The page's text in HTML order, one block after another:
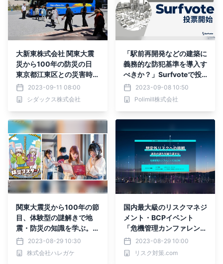
大新東株式会社 関東大震
災から100年の防災の日
東京都江東区との災害時協
力協定に基づく水害時事前
避難訓練（バス移送）の実
証実験に協力
2023-09-11 08:00
シダックス株式会社
「駅前再開発などの建築に
義務的な防犯基準を導入す
べきか？」Surfvoteで投
票開始2023-09-08 10:50
Polimill株式会社
関東大震災から100年の節
目、体験型の謎解きで地
震・防災の知識を学ぶ。商
業施設や自治体向けのパッ
ケージサービスの販促強化
を実施
2023-08-29 10:30
株式会社ハレガケ
国内最大級のリスクマネジ
メント・BCPイベント
「危機管理カンファレン
ス」2023秋を9月に開催
2023-08-29 10:00
リスク対策.com